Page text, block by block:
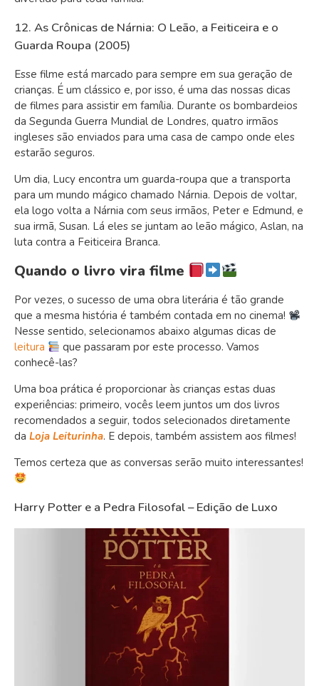
12. As Crônicas de Nárnia: O Leão, a Feiticeira e o
Guarda Roupa (2005)
Esse filme está marcado para sempre em sua geração de
crianças. É um clássico e, por isso, é uma das nossas dicas
de filmes para assistir em família. Durante os bombardeios
da Segunda Guerra Mundial de Londres, quatro irmãos
ingleses são enviados para uma casa de campo onde eles
estarão seguros.
Um dia, Lucy encontra um guarda-roupa que a transporta
para um mundo mágico chamado Nárnia. Depois de voltar,
ela logo volta a Nárnia com seus irmãos, Peter e Edmund, e
sua irmã, Susan. Lá eles se juntam ao leão mágico, Aslan, na
luta contra a Feiticeira Branca.
Quando o livro vira filme
Por vezes, o sucesso de uma obra literária é tão grande
que a mesma história é também contada em no cinema!
Nesse sentido, selecionamos abaixo algumas dicas de
leitura
que passaram por este processo. Vamos
conhecê-las?
Uma boa prática é proporcionar às crianças estas duas
experiências: primeiro, vocês leem juntos um dos livros
recomendados a seguir, todos selecionados diretamente
da Loja Leiturinha. E depois, também assistem aos filmes!
Temos certeza que as conversas serão muito interessantes!
Harry Potter e a Pedra Filosofal – Edição de Luxo